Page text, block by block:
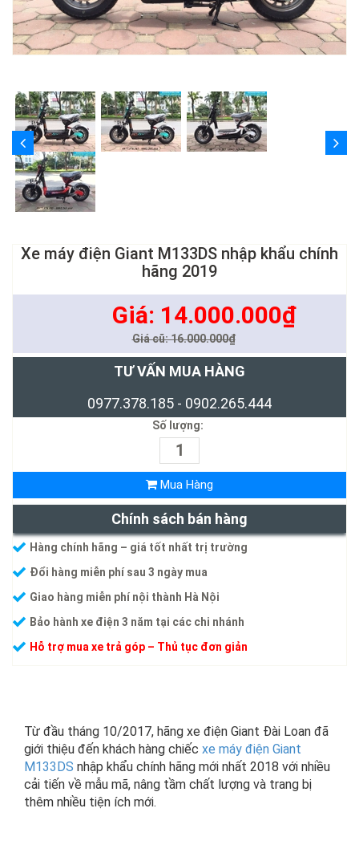
Xe máy điện Giant M133DS nhập khẩu chính
hãng 2019
Giá: 14.000.000₫
Giá cũ: 16.000.000₫
TƯ VẤN MUA HÀNG
0977.378.185 - 0902.265.444
Số lượng:
Mua Hàng
Chính sách bán hàng
Hàng chính hãng – giá tốt nhất trị trường
Đổi hàng miễn phí sau 3 ngày mua
Giao hàng miễn phí nội thành Hà Nội
Bảo hành xe điện 3 năm tại các chi nhánh
Hỗ trợ mua xe trả góp – Thủ tục đơn giản
Từ đầu tháng 10/2017, hãng xe điện Giant Đài Loan đã
giới thiệu đến khách hàng chiếc xe máy điện Giant
M133DS nhập khẩu chính hãng mới nhất 2018 với nhiều
cải tiến về mẫu mã, nâng tầm chất lượng và trang bị
thêm nhiều tiện ích mới.